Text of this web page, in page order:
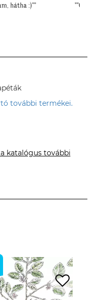
hátha :)""
további termékei.
katalógus további